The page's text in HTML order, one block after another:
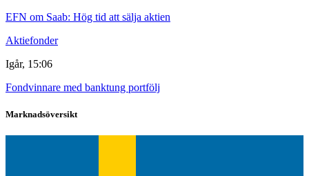
EFN om Saab: Hög tid att sälja aktien
Aktiefonder
Igår, 15:06
Fondvinnare med banktung portfölj
Marknadsöversikt